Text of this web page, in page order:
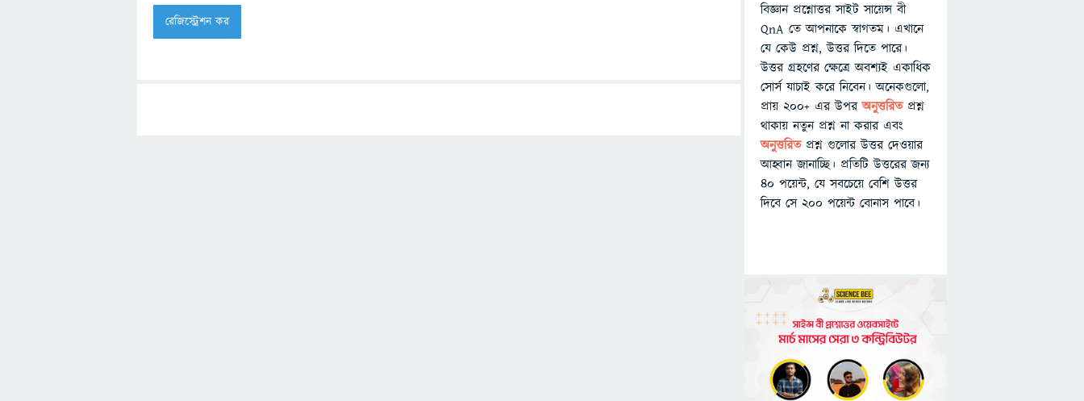
বিজ্ঞান প্রশ্নোত্তর সাইট সায়েন্স বী
QnA তে আপনাকে স্বাগতম। এখানে
যে কেউ প্রশ্ন, উত্তর দিতে পারে।
উত্তর গ্রহণের ক্ষেত্রে অবশ্যই একাধিক
সোর্স যাচাই করে নিবেন। অনেকগুলো,
প্রায় ২০০+ এর উপরঅনুত্তরিতপ্রশ্ন
থাকায় নতুন প্রশ্ন না করার এবং
অনুত্তরিত প্রশ্ন গুলোর উত্তর দেওয়ার
আহ্বান জানাচ্ছি। প্রতিটি উত্তরের জন্য
৪০ পয়েন্ট, যে সবচেয়ে বেশি উত্তর
দিবে সে ২০০ পয়েন্ট বোনাস পাবে।